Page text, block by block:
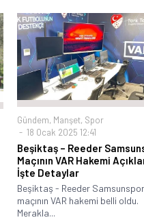
Gündem, Manşet, Spor
18 Ocak 2025 12:41
Beşiktaş – Reeder
Maçının VAR Hakemi
İşte Detaylar
Beşiktaş - Reeder Samsunspor
maçının VAR hakemi belli oldu.
Merakla...